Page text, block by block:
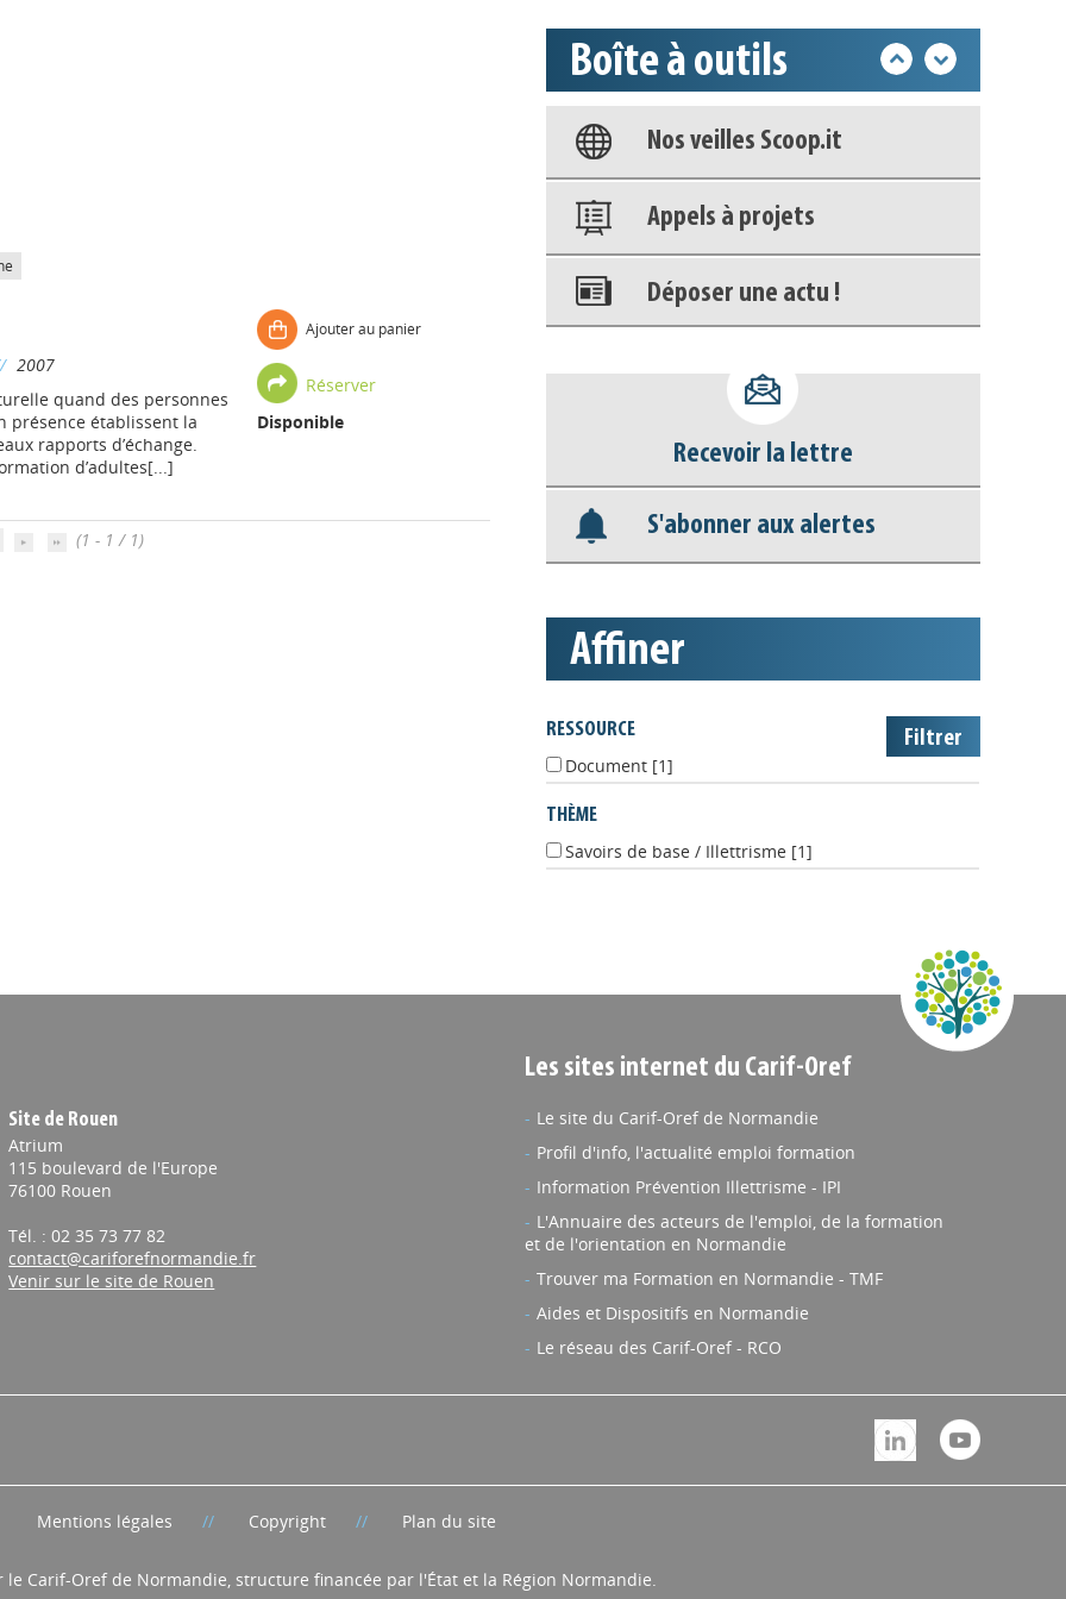
2007
quand des personnes
présence établissent la
rapports d’échange.
d’adultes[...]
Ajouter au panier
Réserver
Disponible
(1 - 1 / 1)
Boîte à outils
Base documentaire
Nos veilles Scoop.it
Appels à projets
Déposer une actu !
déconnecter)
Base documentaire
Nos veilles Scoop.it
Appels à projets
Recevoir la lettre
S'abonner aux alertes
affiner
RESSOURCE
Document [1]
THÈME
Savoirs de base / Illettrisme [1]
Site de Rouen
Atrium
115 boulevard de l'Europe
76100 Rouen
Tél. : 02 35 73 77 82
contact@cariforefnormandie.fr
Venir sur le site de Rouen
Les sites internet du Carif-Oref
Le site du Carif-Oref de Normandie
Profil d'info, l'actualité emploi formation
Information Prévention Illettrisme - IPI
L'Annuaire des acteurs de l'emploi, de la formation
et de l'orientation en Normandie
Trouver ma Formation en Normandie - TMF
Aides et Dispositifs en Normandie
Le réseau des Carif-Oref - RCO
Mentions légales Copyright Plan du site
Carif-Oref de Normandie, structure financée par l'État et la Région Normandie.